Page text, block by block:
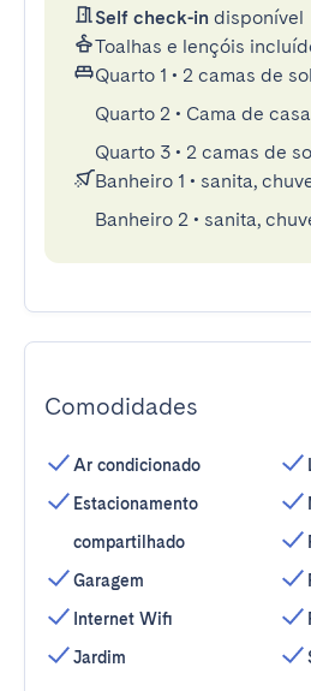
Self check-in disponível
Toalhas e lençóis
Quarto 1 • 2 camas de
Quarto 2 • Cama de
Quarto 3 • 2 camas de
Banheiro 1 • sanita,
Banheiro 2 • sanita,
Comodidades
Ar condicionado
Estacionamento
compartilhado
Garagem
Internet Wifi
Jardim